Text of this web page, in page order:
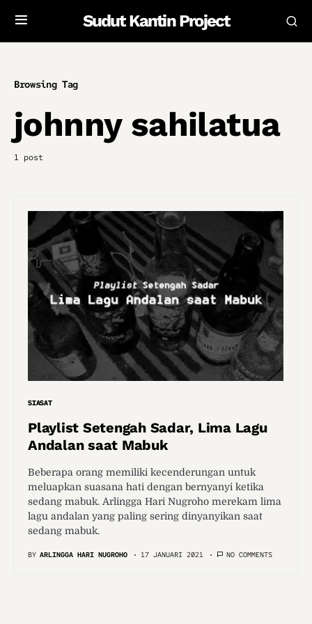
Sudut Kantin Project
Browsing Tag
johnny sahilatua
1 post
SIASAT
Playlist Setengah Sadar, Lima Lagu
Andalan saat Mabuk
Beberapa orang memiliki kecenderungan untuk
meluapkan suasana hati dengan bernyanyi ketika
sedang mabuk. Arlingga Hari Nugroho merekam lima
lagu andalan yang paling sering dinyanyikan saat
sedang mabuk.
BY ARLINGGA HARI NUGROHO 17 JANUARI 2021 NO COMMENTS